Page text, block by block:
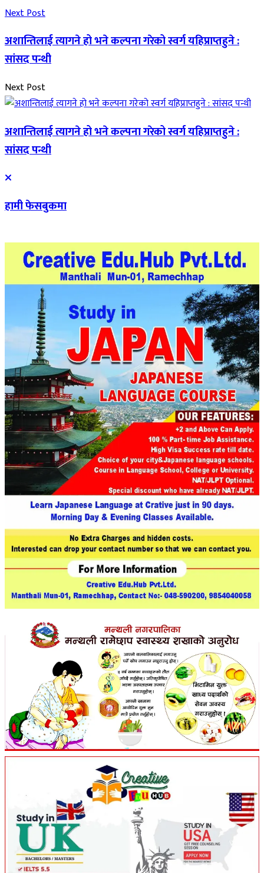
Next Post
अशान्तिलाई त्यागने हो भने कल्पना गरेको स्वर्ग यहिप्राप्तहुने :
सांसद पन्थी
Next Post
अशान्तिलाई त्यागने हो भने कल्पना गरेको स्वर्ग यहिप्राप्तहुने :
सांसद पन्थी
हामी फेसबुकमा